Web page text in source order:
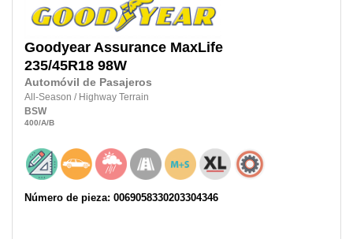
Goodyear Assurance MaxLife
235/45R18 98W
Automóvil de Pasajeros
All-Season / Highway Terrain
BSW
400/A/B
Número de pieza: 0069058330203304346